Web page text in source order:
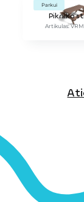
Parkui
Pikniko
Artikulas: